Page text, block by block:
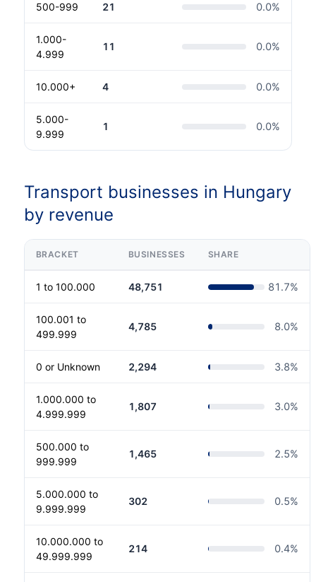
500-999 21 0.0%
1.000-
4.999
11 0.0%
10.000+ 4 0.0%
5.000-
9.999
1 0.0%
Transport businesses in Hungary
by revenue
BRACKET BUSINESSES SHARE
1 to 100.000 48,751 81.7%
100.001 to
499.999
4,785 8.0%
0 or Unknown 2,294 3.8%
1.000.000 to
4.999.999
1,807 3.0%
500.000 to
999.999
1,465 2.5%
5.000.000 to
9.999.999
302 0.5%
10.000.000 to
49.999.999
214 0.4%